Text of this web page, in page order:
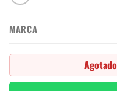
MARCA
Agotado